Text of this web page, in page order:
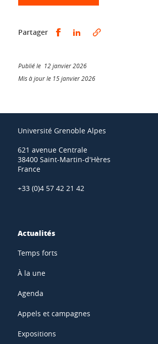
Partager Partager sur Facebook
Partager sur LinkedIn
Publié le 12 janvier 2026
Mis à jour le 15 janvier 2026
Université Grenoble Alpes
621 avenue Centrale
38400 Saint-Martin-d'Hères
France
+33 (0)4 57 42 21 42
Actualités
Temps forts
À la une
Agenda
Appels et campagnes
Expositions